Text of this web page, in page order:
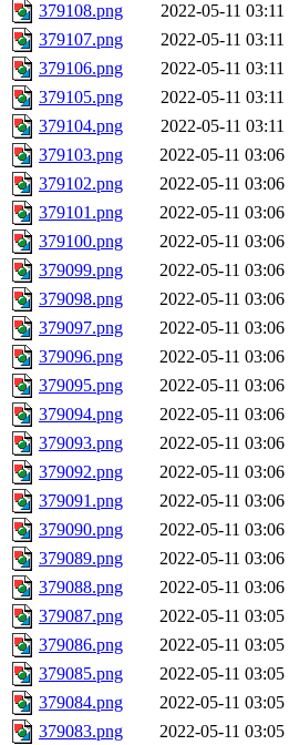
379108.png
2022-05-11 03:11
379107.png
2022-05-11 03:11
379106.png
2022-05-11 03:11
379105.png
2022-05-11 03:11
379104.png
2022-05-11 03:11
379103.png
2022-05-11 03:06
379102.png
2022-05-11 03:06
379101.png
2022-05-11 03:06
379100.png
2022-05-11 03:06
379099.png
2022-05-11 03:06
379098.png
2022-05-11 03:06
379097.png
2022-05-11 03:06
379096.png
2022-05-11 03:06
379095.png
2022-05-11 03:06
379094.png
2022-05-11 03:06
379093.png
2022-05-11 03:06
379092.png
2022-05-11 03:06
379091.png
2022-05-11 03:06
379090.png
2022-05-11 03:06
379089.png
2022-05-11 03:06
379088.png
2022-05-11 03:06
379087.png
2022-05-11 03:05
379086.png
2022-05-11 03:05
379085.png
2022-05-11 03:05
379084.png
2022-05-11 03:05
379083.png
2022-05-11 03:05